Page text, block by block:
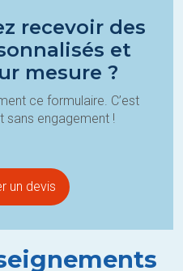
recevoir des
et
mesure ?
ce formulaire. C’est
sans engagement !
un devis